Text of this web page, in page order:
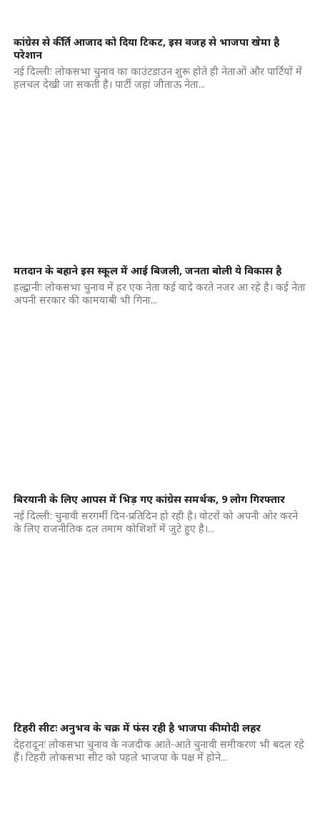
कांग्रेस से कीर्ति आजाद को दिया टिकट, इस वजह से भाजपा खेमा है
परेशान
नई दिल्लीः लोकसभा चुनाव का काउंटडाउन शुरू होते ही नेताओं और पार्टियों में
हलचल देखी जा सकती है। पार्टी जहां जीताऊ नेता...
मतदान के बहाने इस स्कूल में आई बिजली, जनता बोली ये विकास है
हल्द्वानीः लोकसभा चुनाव में हर एक नेता कई वादे करते नजर आ रहे है। कई नेता
अपनी सरकार की कामयाबी भी गिना...
बिरयानी के लिए आपस में भिड़ गए कांग्रेस समर्थक, 9 लोग गिरफ्तार
नई दिल्ली: चुनावी सरगर्मी दिन-प्रतिदिन हो रही है। वोटरों को अपनी ओर करने
के लिए राजनीतिक दल तमाम कोशिशों में जुटे हुए है।...
टिहरी सीटः अनुभव के चक्र में फंस रही है भाजपा की मोदी लहर
देहरादूनः लोकसभा चुनाव के नजदीक आते-आते चुनावी समीकरण भी बदल रहे
हैं। टिहरी लोकसभा सीट को पहले भाजपा के पक्ष में होने...